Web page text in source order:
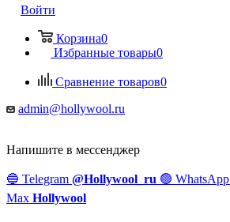
Войти
Корзина0
Избранные товары0
Сравнение товаров0
admin@hollywool.ru
Напишите в мессенджер
🔵 Telegram @Hollywool_ru 🟢 WhatsApp
Max Hollywool